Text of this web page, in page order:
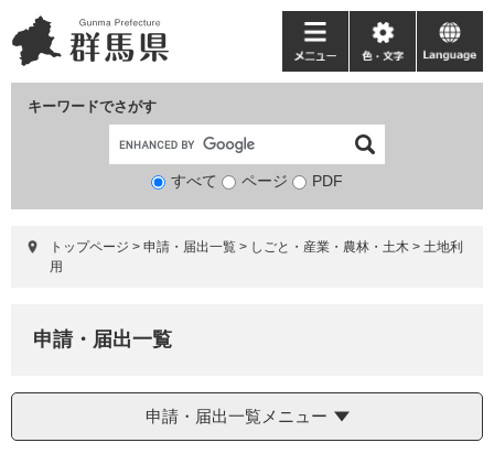
ー
ジ
ニ
ュ
て
キーワードでさがす
検
象
すべて ページ PDF
メ
ニ
ー
色・
文
language
トップページ > 申請・届出一覧 > しごと・産業・農林・土木 > 土地利
用
申請・届出一覧
申請・届出一覧メニュー